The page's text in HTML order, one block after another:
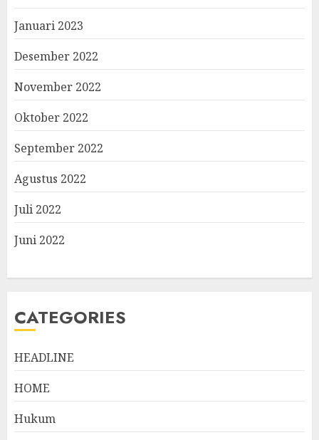
Januari 2023
Desember 2022
November 2022
Oktober 2022
September 2022
Agustus 2022
Juli 2022
Juni 2022
CATEGORIES
HEADLINE
HOME
Hukum